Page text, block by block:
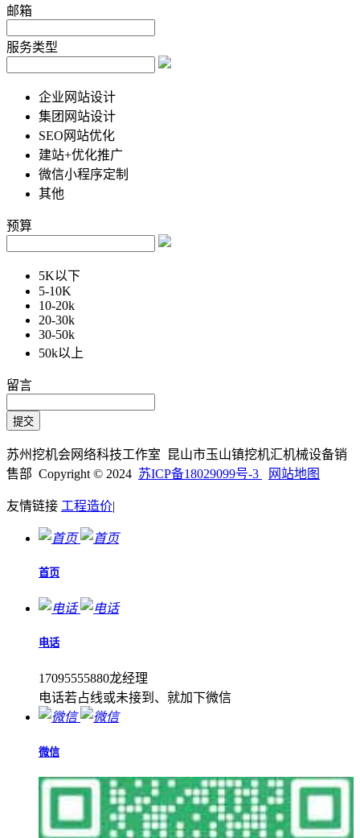
邮箱
服务类型
企业网站设计
集团网站设计
SEO网站优化
建站+优化推广
微信小程序定制
其他
预算
5K以下
5-10K
10-20k
20-30k
30-50k
50k以上
留言
苏州挖机会网络科技工作室 昆山市玉山镇挖机汇机械设备销
售部 Copyright © 2024 苏ICP备18029099号-3 网站地图
友情链接 工程造价|
首页
电话
17095555880龙经理
电话若占线或未接到、就加下微信
微信